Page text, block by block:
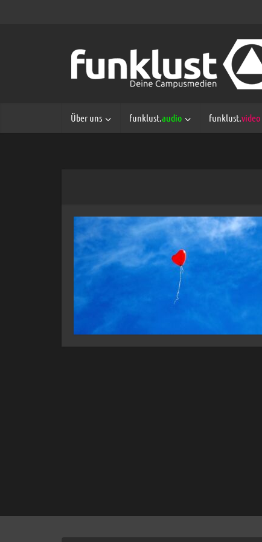
Über uns funklust.audio funklust.video